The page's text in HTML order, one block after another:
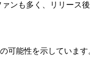
ンも多く、リリース
可能性を示していま